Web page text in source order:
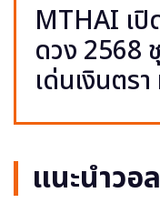
MTHAI เปิ
ดวง 2568
เด่นเงินตร
แนะนำวอ